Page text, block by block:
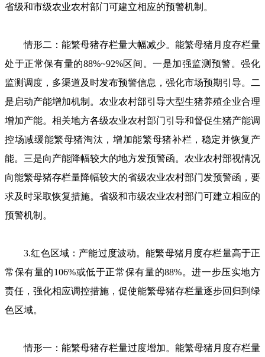
省级和市级农业农村部门可建立相应的预警机制。
情形二：能繁母猪存栏量大幅减少。能繁母猪月度存栏量
处于正常保有量的88%~92%区间。一是加强监测预警。强化
监测调度，多渠道及时发布预警信息，强化市场预期引导。二
是启动产能增加机制。农业农村部引导大型生猪养殖企业合理
增加产能。相关地方各级农业农村部门引导和督促生猪产能调
控场减缓能繁母猪淘汰，增加能繁母猪补栏，稳定并恢复产
能。三是向产能降幅较大的地方发预警函。农业农村部视情况
向能繁母猪存栏量降幅较大的省级农业农村部门发预警函，要
求及时采取恢复措施。省级和市级农业农村部门可建立相应的
预警机制。
3.红色区域：产能过度波动。能繁母猪月度存栏量高于正
常保有量的106%或低于正常保有量的88%。进一步压实地方
责任，强化相应调控措施，促使能繁母猪存栏量逐步回归到绿
色区域。
情形一：能繁母猪存栏量过度增加。能繁母猪月度存栏量